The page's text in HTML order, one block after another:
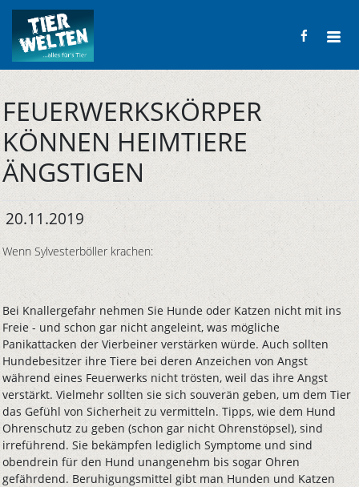
FEUERWERKSKÖRPER
KÖNNEN HEIMTIERE
ÄNGSTIGEN
20.11.2019
Wenn Sylvesterböller krachen:
Bei Knallergefahr nehmen Sie Hunde oder Katzen nicht mit ins
Freie - und schon gar nicht angeleint, was mögliche
Panikattacken der Vierbeiner verstärken würde. Auch sollten
Hundebesitzer ihre Tiere bei deren Anzeichen von Angst
während eines Feuerwerks nicht trösten, weil das ihre Angst
verstärkt. Vielmehr sollten sie sich souverän geben, um dem Tier
das Gefühl von Sicherheit zu vermitteln. Tipps, wie dem Hund
Ohrenschutz zu geben (schon gar nicht Ohrenstöpsel), sind
irreführend. Sie bekämpfen lediglich Symptome und sind
obendrein für den Hund unangenehm bis sogar Ohren
gefährdend. Beruhigungsmittel gibt man Hunden und Katzen